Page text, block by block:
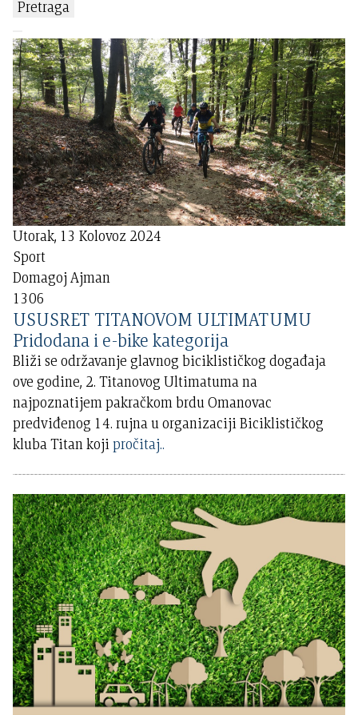
Pretraga
Utorak, 13 Kolovoz 2024
Sport
Domagoj Ajman
1306
USUSRET TITANOVOM ULTIMATUMU
Pridodana i e-bike kategorija
Bliži se održavanje glavnog biciklističkog događaja
ove godine, 2. Titanovog Ultimatuma na
najpoznatijem pakračkom brdu Omanovac
predviđenog 14. rujna u organizaciji Biciklističkog
kluba Titan kojipročitaj..